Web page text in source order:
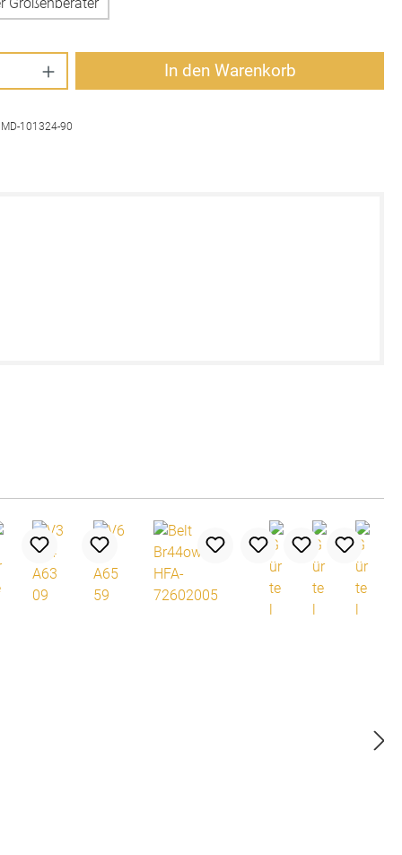
Gib den gewünschten Wert ein
In den Warenkorb
MD-101324-90